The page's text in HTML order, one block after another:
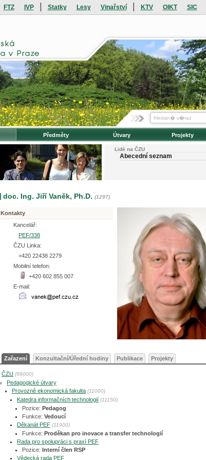
FTZ IVP Statky Lesy Vinařství KTV OIKT SIC
Předměty Útvary Projekty
Lidé na ČZU
Abecední seznam
doc. Ing. Jiří Vaněk, Ph.D. (1297)
Kontakty
Kancelář:
PEF/338
ČZU Linka:
+420 22438 2279
Mobilní telefon:
+420 602 855 007
E-mail:
Zařazení Konzultační/Úřední hodiny Publikace Projekty
ČZU (99000)
Pedagogické útvary
Provozně ekonomická fakulta (11000)
Katedra informačních technologií (11150)
Pozice: Pedagog
Funkce: Vedoucí
Děkanát PEF (11900)
Funkce: Proděkan pro inovace a transfer technologií
Rada pro spolupráci s praxí PEF
Pozice: Interní člen RSP
Vědecká rada PEF